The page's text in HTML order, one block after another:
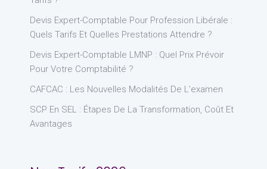
Devis Expert-Comptable Pour Profession Libérale :
Quels Tarifs Et Quelles Prestations Attendre ?
Devis Expert-Comptable LMNP : Quel Prix Prévoir
Pour Votre Comptabilité ?
CAFCAC : Les Nouvelles Modalités De L’examen
SCP En SEL : Étapes De La Transformation, Coût Et
Avantages